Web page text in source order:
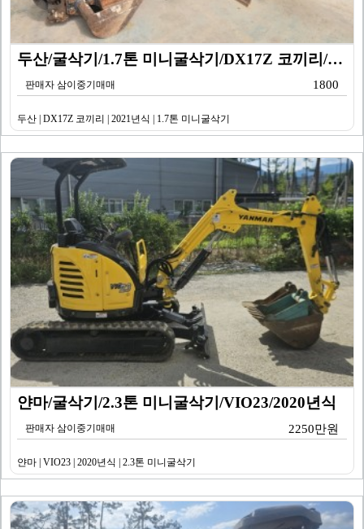
두산/굴삭기/1.7톤 미니굴삭기/DX17Z 코끼리/20…
판매자 삼이중기매매 1800
두산 | DX17Z 코끼리 | 2021년식 | 1.7톤 미니굴삭기
얀마/굴삭기/2.3톤 미니굴삭기/VIO23/2020년식
판매자 삼이중기매매 2250만원
얀마 | VIO23 | 2020년식 | 2.3톤 미니굴삭기